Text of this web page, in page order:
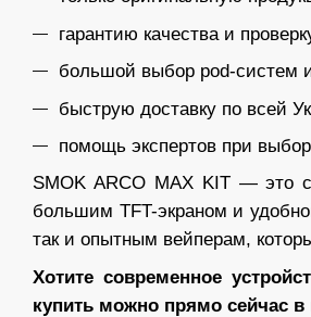
гарантию качества и
большой выбор pod-систем
быструю доставку по всей
помощь экспертов при
SMOK ARCO MAX KIT — это
большим TFT-экраном и
так и опытным вейперам,
Хотите современное
купить можно прямо сейчас в